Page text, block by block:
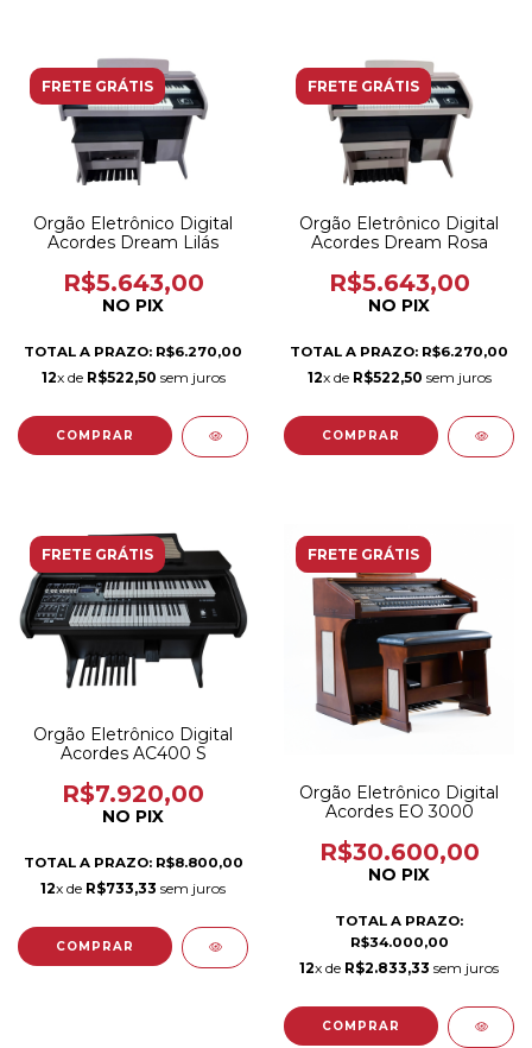
FRETE GRÁTIS
Orgão Eletrônico Digital
Acordes Dream Lilás
R$5.643,00
NO PIX
TOTAL A PRAZO: R$6.270,00
12x de R$522,50 sem juros
FRETE GRÁTIS
Orgão Eletrônico Digital
Acordes Dream Rosa
R$5.643,00
NO PIX
TOTAL A PRAZO: R$6.270,00
12x de R$522,50 sem juros
FRETE GRÁTIS
Orgão Eletrônico Digital
Acordes AC400 S
R$7.920,00
NO PIX
TOTAL A PRAZO: R$8.800,00
12x de R$733,33 sem juros
FRETE GRÁTIS
Orgão Eletrônico Digital
Acordes EO 3000
R$30.600,00
NO PIX
TOTAL A PRAZO:
R$34.000,00
12x de R$2.833,33 sem juros